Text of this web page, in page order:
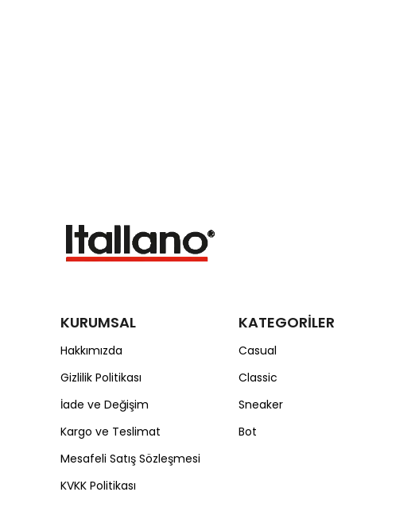
KURUMSAL
Hakkımızda
Gizlilik Politikası
İade ve Değişim
Kargo ve Teslimat
Mesafeli Satış Sözleşmesi
KVKK Politikası
KATEGORİLER
Casual
Classic
Sneaker
Bot